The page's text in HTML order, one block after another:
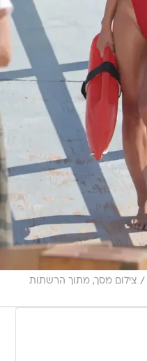
/ צילום מסך, מתוך הרשתות